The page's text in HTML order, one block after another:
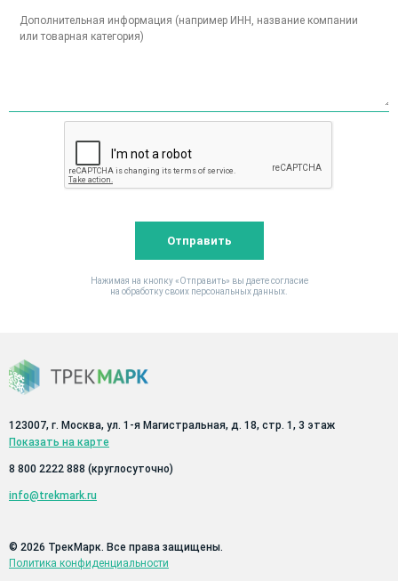
Отправить
Нажимая на кнопку «Отправить» вы даете согласие
на обработку своих персональных данных.
123007, г. Москва, ул. 1-я Магистральная, д. 18, стр. 1, 3 этаж
Показать на карте
8 800 2222 888 (круглосуточно)
info@trekmark.ru
© 2026 ТрекМарк. Все права защищены.
Политика конфиденциальности